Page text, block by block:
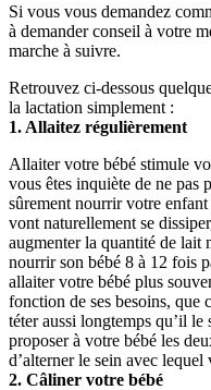
Si vous vous demandez
à demander conseil à votre
marche à suivre.
Retrouvez ci-dessous
la lactation simplement :
1. Allaitez régulièrement
Allaiter votre bébé stimule
vous êtes inquiète de ne pas
sûrement nourrir votre
vont naturellement se
augmenter la quantité de lait
nourrir son bébé 8 à 12 fois
allaiter votre bébé plus
fonction de ses besoins, que
téter aussi longtemps qu’il
proposer à votre bébé les
d’alterner le sein avec lequel
2. Câliner votre bébé